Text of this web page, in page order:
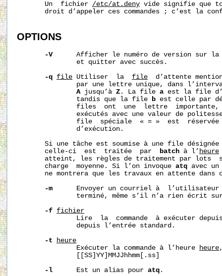
       Un  fichier
/etc/at.deny vide signifie que
droit d’appeler ces commandes ; c’est la
OPTIONS
-V
Afficher le numéro de version sur
               et quitter avec succès.
-q file Utiliser  la file
d’attente
par une lettre unique, dans
A jusqu’à Z . La file a est la file
               tandis que la file
b est celle par
files  ont  une  lettre
exécutés avec une valeur de
file  spéciale  « = »  est
               d’exécution.
Si une tâche est soumise à une file
       celle-ci  est  traitée  par
batch à l’ heure
atteint, les règles de traitement par lots
       charge  moyenne. Si l’on invoque
atq avec
ne montrera que les travaux en attente dans
-m
Envoyer un courriel à
terminé, même s’il n’a rien écrit
-f fichier
Lire  la  commande  à exécuter
               depuis l’entrée standard.
-t
heure
               Exécuter la commande à l’heure
heure
               [[SS]YY]MMJJhhmm[.ss]
-l
      Est un alias pour
atq .